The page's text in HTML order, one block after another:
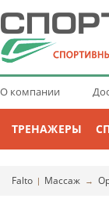
О компании
ТРЕНАЖЕРЫ
Falto | Массаж →